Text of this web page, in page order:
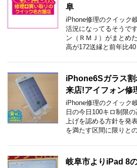
阜
iPhone修理のクイック
活況になってるそうで
ン（ＲＭＪ）がまとめ
高が172送縁と前年比
iPhone6Sガラス
来店!アイフォン修
iPhone修理のクイック
日の今日100キロ制限
上げを認める方針を発
を満たす区間に限りと
岐阜市よりiPad 8